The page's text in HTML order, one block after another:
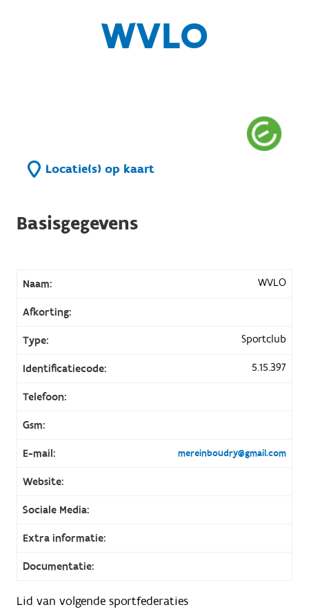
WVLO
Locatie(s) op kaart
Basisgegevens
Naam: WVLO
Afkorting:
Type: Sportclub
Identificatiecode: 5.15.397
Telefoon:
Gsm:
E-mail: mereinboudry@gmail.com
Website:
Sociale Media:
Extra informatie:
Documentatie:
Lid van volgende sportfederaties